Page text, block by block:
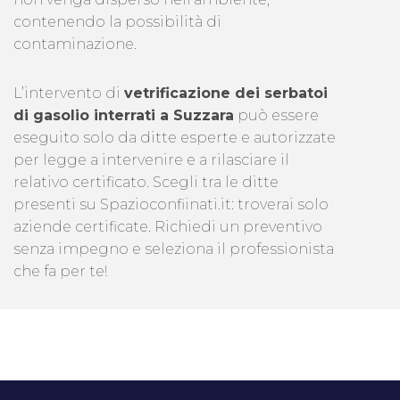
contenendo la possibilità di
contaminazione.
L’intervento di vetrificazione dei serbatoi
di gasolio interrati a Suzzara può essere
eseguito solo da ditte esperte e autorizzate
per legge a intervenire e a rilasciare il
relativo certificato. Scegli tra le ditte
presenti su Spazioconfiinati.it: troverai solo
aziende certificate. Richiedi un preventivo
senza impegno e seleziona il professionista
che fa per te!